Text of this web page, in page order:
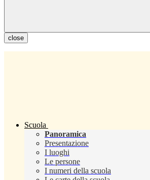
close
Scuola
Panoramica
Presentazione
I luoghi
Le persone
I numeri della scuola